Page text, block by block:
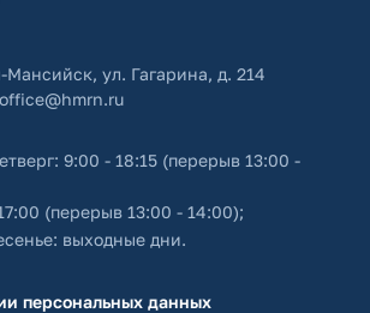
Мансийск, ул. Гагарина, д. 214
office@hmrn.ru
9:00 - 18:15 (перерыв 13:00 -
(перерыв 13:00 - 14:00);
выходные дни.
персональных данных